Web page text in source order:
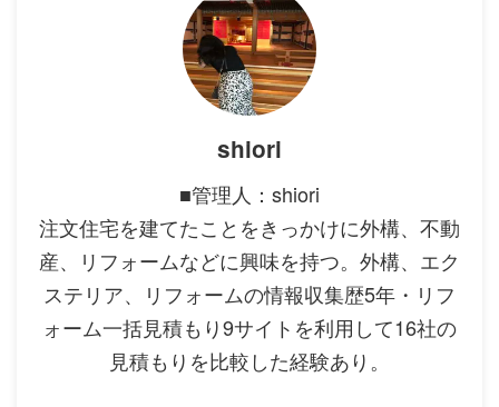
shiori
■管理人：shiori
注文住宅を建てたことをきっかけに外構、不動
産、リフォームなどに興味を持つ。外構、エク
ステリア、リフォームの情報収集歴5年・リフ
ォーム一括見積もり9サイトを利用して16社の
見積もりを比較した経験あり。